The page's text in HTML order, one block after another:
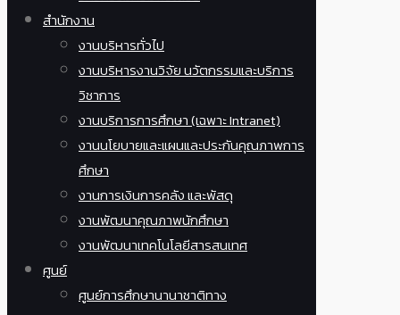
สำนักงาน
งานบริหารทั่วไป
งานบริหารงานวิจัย นวัตกรรมและบริการ
วิชาการ
งานบริการการศึกษา (เฉพาะ Intranet)
งานนโยบายและแผนและประกันคุณภาพการ
ศึกษา
งานการเงินการคลัง และพัสดุ
งานพัฒนาคุณภาพนักศึกษา
งานพัฒนาเทคโนโลยีสารสนเทศ
ศูนย์
ศูนย์การศึกษานานาชาติทาง